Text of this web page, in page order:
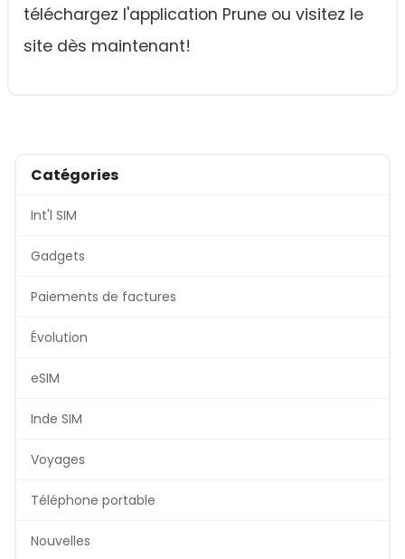
téléchargez l'application Prune ou visitez le
site dès maintenant!
Catégories
Int'l SIM
Gadgets
Paiements de factures
Évolution
eSIM
Inde SIM
Voyages
Téléphone portable
Nouvelles